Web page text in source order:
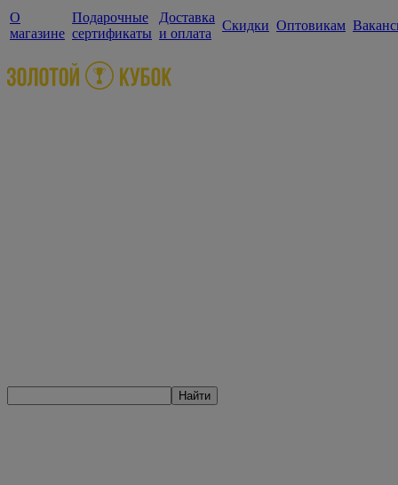
О
магазине
Подарочные
сертификаты
Доставка
и оплата
Скидки Оптовикам
Найти